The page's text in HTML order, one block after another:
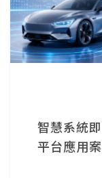
智慧系統
平台應用